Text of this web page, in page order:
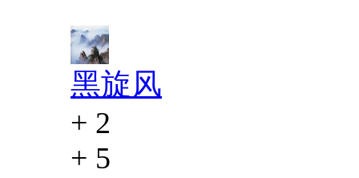
黑旋风
+ 2
+ 5